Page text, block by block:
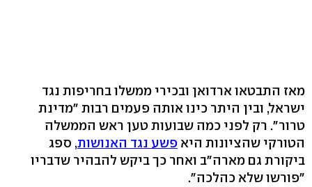
מאז התבטאו ארדואן ובכירי ממשלו בחריפות נגד
ישראל, ובין היתר כינו אותה פעמים רבות "מדינת
טרור". רק לפני כמה שבועות טען ראש הממשלה
הטורקי שהציונות היא פשע נגד האנושות, ספג
ביקורת גם מארה"ב ואחר כך ביקש להבהיר שדבריו
"פורשו שלא כהלכה".